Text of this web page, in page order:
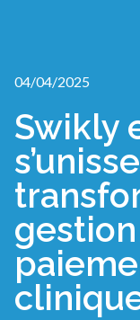
04/04/2025
Swikly